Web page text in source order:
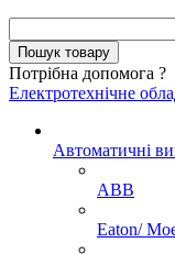
Потрібна допомога ?
Електротехнічне
Автоматичні
ABB
Eaton/